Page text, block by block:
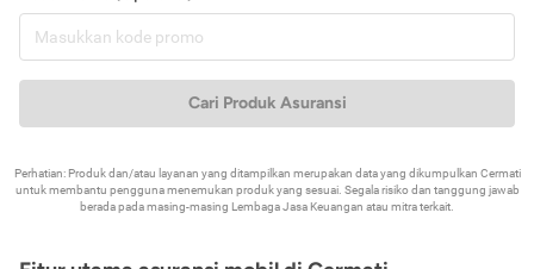
Cari Produk Asuransi
Perhatian: Produk dan/atau layanan yang ditampilkan merupakan data yang dikumpulkan Cermati
untuk membantu pengguna menemukan produk yang sesuai. Segala risiko dan tanggung jawab
berada pada masing-masing Lembaga Jasa Keuangan atau mitra terkait.